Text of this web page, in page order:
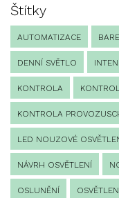
Štítky
AUTOMATIZACE
DENNÍ SVĚTLO
KONTROLA
KONTROLA
LED NOUZOVÉ
NÁVRH OSVĚTLENÍ
OSLUNĚNÍ